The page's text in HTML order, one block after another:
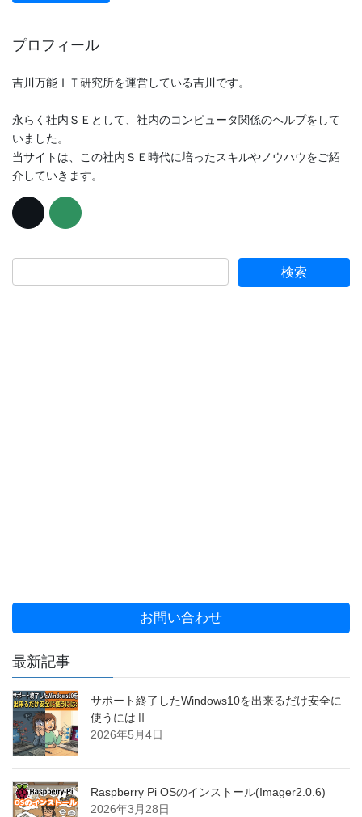
プロフィール
吉川万能ＩＴ研究所を運営している吉川です。
永らく社内ＳＥとして、社内のコンピュータ関係のヘルプをして
いました。
当サイトは、この社内ＳＥ時代に培ったスキルやノウハウをご紹
介していきます。
お問い合わせ
最新記事
サポート終了したWindows10を出来るだけ安全に
使うにはⅡ
2026年5月4日
Raspberry Pi OSのインストール(Imager2.0.6)
2026年3月28日